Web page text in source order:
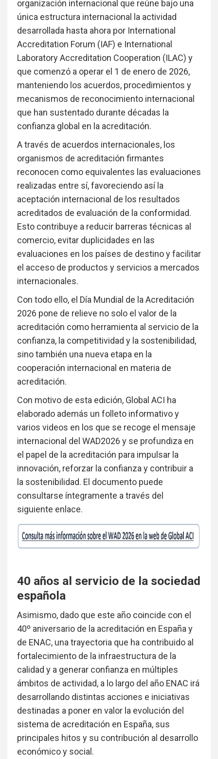
organización internacional que reúne bajo una
única estructura internacional la actividad
desarrollada hasta ahora por International
Accreditation Forum (IAF) e International
Laboratory Accreditation Cooperation (ILAC) y
que comenzó a operar el 1 de enero de 2026,
manteniendo los acuerdos, procedimientos y
mecanismos de reconocimiento internacional
que han sustentado durante décadas la
confianza global en la acreditación.
A través de acuerdos internacionales, los
organismos de acreditación firmantes
reconocen como equivalentes las evaluaciones
realizadas entre sí, favoreciendo así la
aceptación internacional de los resultados
acreditados de evaluación de la conformidad.
Esto contribuye a reducir barreras técnicas al
comercio, evitar duplicidades en las
evaluaciones en los países de destino y facilitar
el acceso de productos y servicios a mercados
internacionales.
Con todo ello, el Día Mundial de la Acreditación
2026 pone de relieve no solo el valor de la
acreditación como herramienta al servicio de la
confianza, la competitividad y la sostenibilidad,
sino también una nueva etapa en la
cooperación internacional en materia de
acreditación.
Con motivo de esta edición, Global ACI ha
elaborado además un folleto informativo y
varios videos en los que se recoge el mensaje
internacional del WAD2026 y se profundiza en
el papel de la acreditación para impulsar la
innovación, reforzar la confianza y contribuir a
la sostenibilidad. El documento puede
consultarse íntegramente a través del
siguiente enlace.
40 años al servicio de la sociedad
española
Asimismo, dado que este año coincide con el
40º aniversario de la acreditación en España y
de ENAC, una trayectoria que ha contribuido al
fortalecimiento de la infraestructura de la
calidad y a generar confianza en múltiples
ámbitos de actividad, a lo largo del año ENAC irá
desarrollando distintas acciones e iniciativas
destinadas a poner en valor la evolución del
sistema de acreditación en España, sus
principales hitos y su contribución al desarrollo
económico y social.